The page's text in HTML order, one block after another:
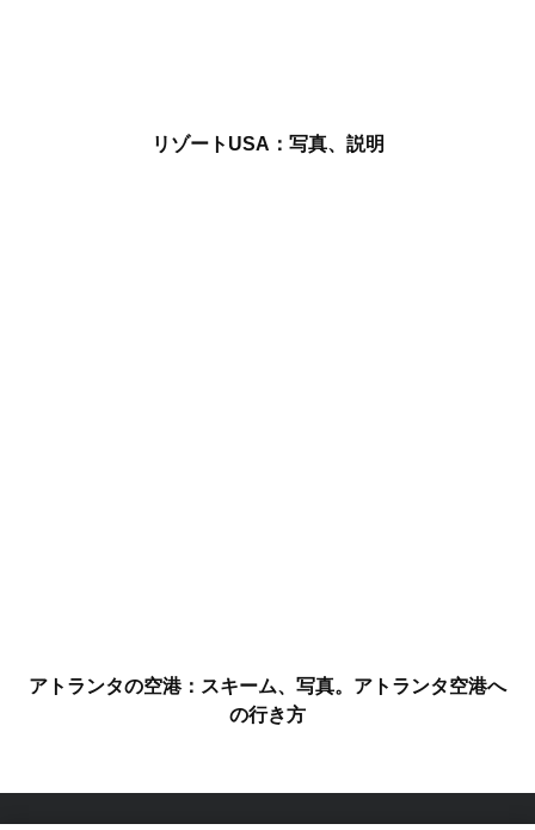
リゾートUSA：写真、説明
アトランタの空港：スキーム、写真。アトランタ空港へ
の行き方